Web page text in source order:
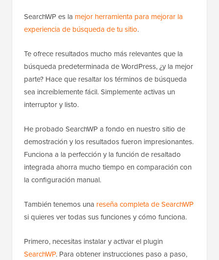
SearchWP es la mejor herramienta para mejorar la
experiencia de búsqueda de tu sitio.
Te ofrece resultados mucho más relevantes que la
búsqueda predeterminada de WordPress, ¿y la mejor
parte? Hace que resaltar los términos de búsqueda
sea increíblemente fácil. Simplemente activas un
interruptor y listo.
He probado SearchWP a fondo en nuestro sitio de
demostración y los resultados fueron impresionantes.
Funciona a la perfección y la función de resaltado
integrada ahorra mucho tiempo en comparación con
la configuración manual.
También tenemos una reseña completa de SearchWP
si quieres ver todas sus funciones y cómo funciona.
Primero, necesitas instalar y activar el plugin
SearchWP. Para obtener instrucciones paso a paso,